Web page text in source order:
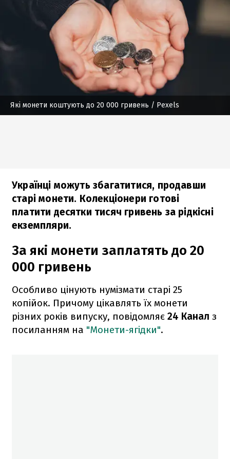
Які монети коштують до 20 000 гривень / Рexels
Українці можуть збагатитися, продавши
старі монети. Колекціонери готові
платити десятки тисяч гривень за рідкісні
екземпляри.
За які монети заплатять до 20
000 гривень
Особливо цінують нумізмати старі 25
копійок. Причому цікавлять їх монети
різних років випуску, повідомляє 24 Канал з
посиланням на "Монети-ягідки".